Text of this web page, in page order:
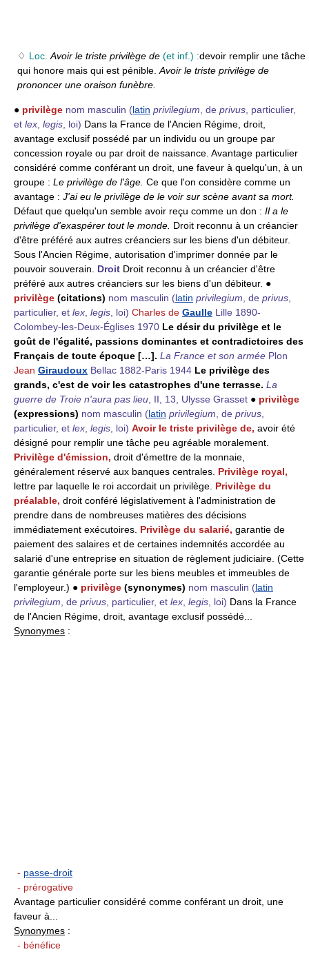
♢ Loc. Avoir le triste privilège de (et inf.) :devoir remplir une tâche
qui honore mais qui est pénible. Avoir le triste privilège de
prononcer une oraison funèbre.
● privilège nom masculin (latin privilegium , de privus , particulier,
et lex legis , loi) Dans la France de l'Ancien Régime, droit,
avantage exclusif possédé par un individu ou un groupe par
concession royale ou par droit de naissance. Avantage particulier
considéré comme conférant un droit, une faveur à quelqu'un, à un
groupe : Le privilège de l'âge. Ce que l'on considère comme un
avantage : J'ai eu le privilège de le voir sur scène avant sa mort.
Défaut que quelqu'un semble avoir reçu comme un don : Il a le
privilège d'exaspérer tout le monde. Droit reconnu à un créancier
d'être préféré aux autres créanciers sur les biens d'un débiteur.
Sous l'Ancien Régime, autorisation d'imprimer donnée par le
pouvoir souverain. Droit Droit reconnu à un créancier d'être
préféré aux autres créanciers sur les biens d'un débiteur. ●
privilège (citations) nom masculin (latin privilegium , de privus
particulier, et lex legis , loi) Charles de Gaulle Lille 1890-
Colombey-les-Deux-Églises 1970 Le désir du privilège et le
goût de l'égalité, passions dominantes et contradictoires des
Français de toute époque […]. La France et son armée Plon
Jean Giraudoux Bellac 1882-Paris 1944 Le privilège des
grands, c'est de voir les catastrophes d'une terrasse. La
guerre de Troie n'aura pas lieu , II, 13, Ulysse Grasset ● privilège
(expressions) nom masculin (latin privilegium , de privus
particulier, et lex legis , loi) Avoir le triste privilège de, avoir été
désigné pour remplir une tâche peu agréable moralement.
Privilège d'émission, droit d'émettre de la monnaie,
généralement réservé aux banques centrales. Privilège royal,
lettre par laquelle le roi accordait un privilège. Privilège du
préalable, droit conféré législativement à l'administration de
prendre dans de nombreuses matières des décisions
immédiatement exécutoires. Privilège du salarié, garantie de
paiement des salaires et de certaines indemnités accordée au
salarié d'une entreprise en situation de règlement judiciaire. (Cette
garantie générale porte sur les biens meubles et immeubles de
l'employeur.) ● privilège (synonymes) nom masculin (latin
privilegium , de privus , particulier, et lex legis , loi) Dans la France
de l'Ancien Régime, droit, avantage exclusif possédé...
Synonymes :
- passe-droit
- prérogative
Avantage particulier considéré comme conférant un droit, une
faveur à...
Synonymes :
- bénéfice